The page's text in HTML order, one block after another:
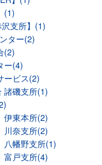
(1)
支所】(1)
ター(2)
(2)
ー(4)
ービス(2)
諸磯支所(1)
伊東本所(2)
川奈支所(2)
八幡野支所(1)
富戸支所(4)